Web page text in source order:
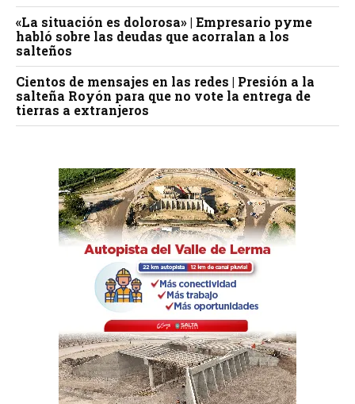
«La situación es dolorosa» | Empresario pyme
habló sobre las deudas que acorralan a los
salteños
Cientos de mensajes en las redes | Presión a la
salteña Royón para que no vote la entrega de
tierras a extranjeros